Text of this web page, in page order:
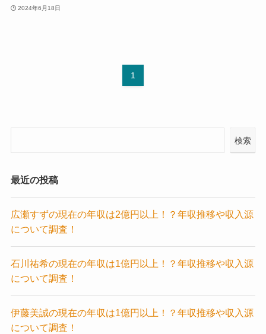
2024年6月18日
1
検索
最近の投稿
広瀬すずの現在の年収は2億円以上！？年収推移や収入源
について調査！
石川祐希の現在の年収は1億円以上！？年収推移や収入源
について調査！
伊藤美誠の現在の年収は1億円以上！？年収推移や収入源
について調査！